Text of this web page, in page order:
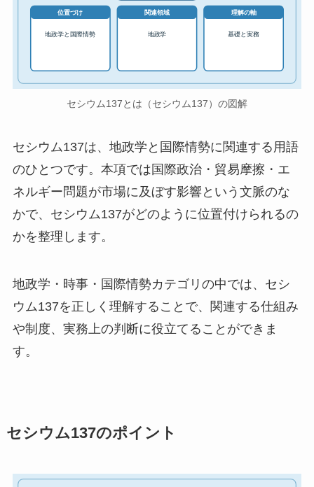
位置づけ
地政学と国際情勢
関連領域
地政学
理解の軸
基礎と実務
セシウム137とは（セシウム137）の図解
セシウム137は、地政学と国際情勢に関連する用語
のひとつです。本項では国際政治・貿易摩擦・エ
ネルギー問題が市場に及ぼす影響という文脈のな
かで、セシウム137がどのように位置付けられるの
かを整理します。
地政学・時事・国際情勢カテゴリの中では、セシ
ウム137を正しく理解することで、関連する仕組み
や制度、実務上の判断に役立てることができま
す。
セシウム137のポイント